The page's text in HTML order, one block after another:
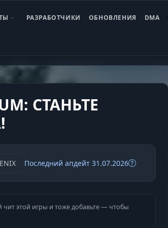
РАЗРАБОТЧИКИ ОБНОВЛЕНИЯ DMA
СТАНЬТЕ
Последний апдейт 31.07.2026
чит этой игры и тоже добавьте — чтобы